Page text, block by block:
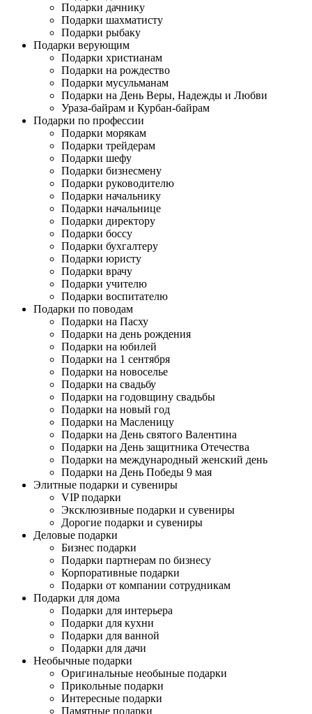
Подарки дачнику
Подарки шахматисту
Подарки рыбаку
Подарки верующим
Подарки христианам
Подарки на рождество
Подарки мусульманам
Подарки на День Веры, Надежды и Любви
Ураза-байрам и Курбан-байрам
Подарки по профессии
Подарки морякам
Подарки трейдерам
Подарки шефу
Подарки бизнесмену
Подарки руководителю
Подарки начальнику
Подарки начальнице
Подарки директору
Подарки боссу
Подарки бухгалтеру
Подарки юристу
Подарки врачу
Подарки учителю
Подарки воспитателю
Подарки по поводам
Подарки на Пасху
Подарки на день рождения
Подарки на юбилей
Подарки на 1 сентября
Подарки на новоселье
Подарки на свадьбу
Подарки на годовщину свадьбы
Подарки на новый год
Подарки на Масленицу
Подарки на День святого Валентина
Подарки на День защитника Отечества
Подарки на международный женский день
Подарки на День Победы 9 мая
Элитные подарки и сувениры
VIP подарки
Эксклюзивные подарки и сувениры
Дорогие подарки и сувениры
Деловые подарки
Бизнес подарки
Подарки партнерам по бизнесу
Корпоративные подарки
Подарки от компании сотрудникам
Подарки для дома
Подарки для интерьера
Подарки для кухни
Подарки для ванной
Подарки для дачи
Необычные подарки
Оригинальные необыные подарки
Прикольные подарки
Интересные подарки
Памятные подарки